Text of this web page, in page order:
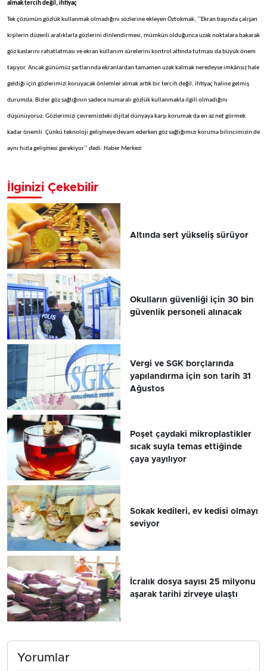
almak tercih değil, ihtiyaç
Tek çözümün gözlük kullanmak olmadığını sözlerine ekleyen Öztokmak, ‘’Ekran başında çalışan
kişilerin düzenli aralıklarla gözlerini dinlendirmesi, mümkün olduğunca uzak noktalara bakarak
göz kaslarını rahatlatması ve ekran kullanım sürelerini kontrol altında tutması da büyük önem
taşıyor. Ancak günümüz şartlarında ekranlardan tamamen uzak kalmak neredeyse imkânsız hale
geldiği için gözlerimizi koruyacak önlemler almak artık bir tercih değil, ihtiyaç haline gelmiş
durumda. Bizler göz sağlığının sadece numaralı gözlük kullanmakla ilgili olmadığını
düşünüyoruz. Gözlerimizi çevremizdeki dijital dünyaya karşı korumak da en az net görmek
kadar önemli. Çünkü teknoloji gelişmeye devam ederken göz sağlığımızı koruma bilincimizin de
aynı hızla gelişmesi gerekiyor’’ dedi. Haber Merkezi
İlginizi Çekebilir
Altında sert yükseliş sürüyor
Okulların güvenliği için 30 bin
güvenlik personeli alınacak
Vergi ve SGK borçlarında
yapılandırma için son tarih 31
Ağustos
Poşet çaydaki mikroplastikler
sıcak suyla temas ettiğinde
çaya yayılıyor
Sokak kedileri, ev kedisi olmayı
seviyor
İcralık dosya sayısı 25 milyonu
aşarak tarihi zirveye ulaştı
Yorumlar